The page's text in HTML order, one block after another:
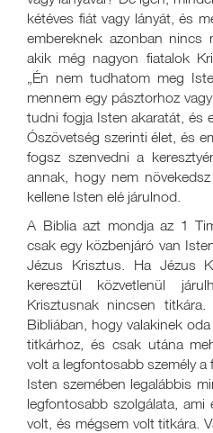
kétéves fiát vagy lányát, és
embereknek azonban
akik még nagyon fiatalok
„Én nem tudhatom meg
mennem egy pásztorhoz
tudni fogja Isten akaratát, és
Ószövetség szerinti élet, és
fogsz szenvedni a
annak, hogy nem
kellene Isten elé járulnod.
A Biblia azt mondja az 1
csak egy közbenjáró van
Jézus Krisztus. Ha Jézus
keresztül közvetlenül
Krisztusnak nincsen
Bibliában, hogy valakinek
titkárhoz, és csak utána
volt a legfontosabb személy
Isten szemében legalábbis
legfontosabb szolgálata, ami
volt, és mégsem volt titkára.